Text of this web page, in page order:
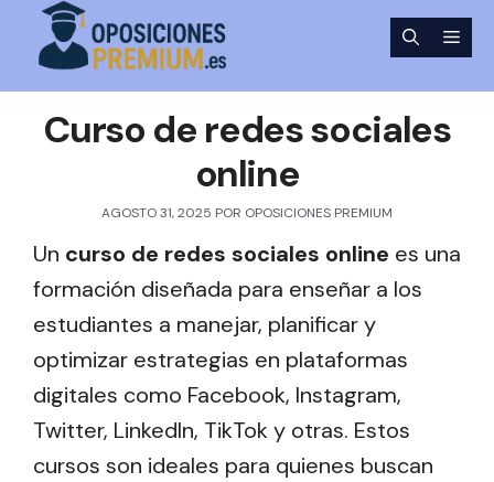
Saltar
contenido
Curso de redes sociales
online
AGOSTO 31, 2025 POR OPOSICIONES PREMIUM
Un curso de redes sociales online es una
formación diseñada para enseñar a los
estudiantes a manejar, planificar y
optimizar estrategias en plataformas
digitales como Facebook, Instagram,
Twitter, LinkedIn, TikTok y otras. Estos
cursos son ideales para quienes buscan